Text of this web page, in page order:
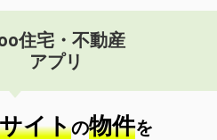
住宅・不動産
アプリ
イトの物件を